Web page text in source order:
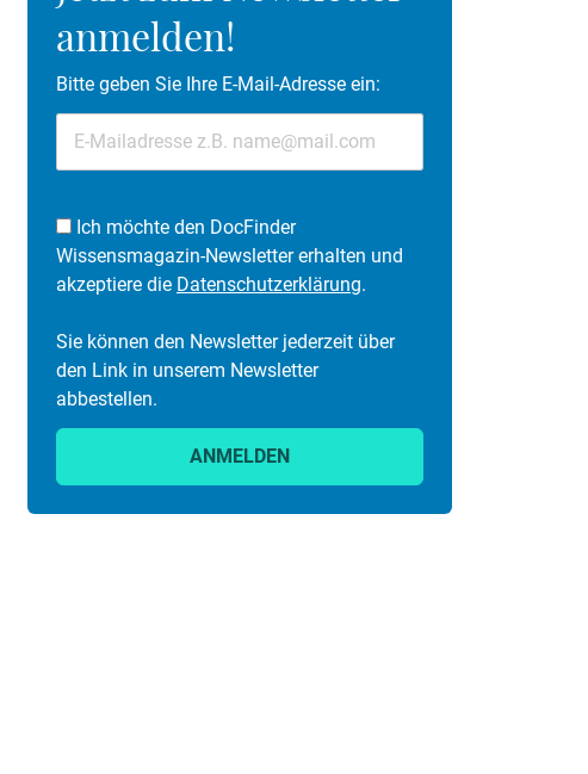
anmelden!
Bitte geben Sie Ihre E-Mail-Adresse ein:
Ich möchte den DocFinder
Wissensmagazin-Newsletter erhalten und
akzeptiere die Datenschutzerklärung.
Sie können den Newsletter jederzeit über
den Link in unserem Newsletter
abbestellen.
ANMELDEN